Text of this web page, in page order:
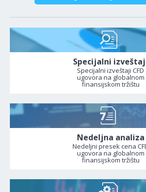
Specijalni
Specijalni izveštaji CFD
ugovora na globalnom
finansijskom tržištu
Nedeljna analiza
Nedeljni presek cena
ugovora na globalnom
finansijskom tržištu